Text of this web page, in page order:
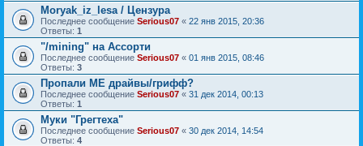
Moryak_iz_lesa / Цензура
Последнее сообщение Serious07 « 22 янв 2015, 20:36
Ответы: 1
"/mining" на Ассорти
Последнее сообщение Serious07 « 01 янв 2015, 08:46
Ответы: 3
Пропали МЕ драйвы/грифф?
Последнее сообщение Serious07 « 31 дек 2014, 00:13
Ответы: 1
Муки "Грегтеха"
Последнее сообщение Serious07 « 30 дек 2014, 14:54
Ответы: 4